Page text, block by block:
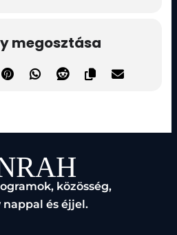
megosztása
közösség,
és éjjel.